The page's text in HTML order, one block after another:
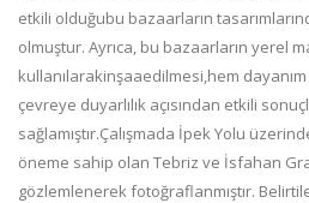
etkili olduğubu bazaarların
olmuştur. Ayrıca, bu bazaarların yerel
kullanılarakinşaaedilmesi,hem
çevreye duyarlılık açısından etkili
sağlamıştır.Çalışmada İpek Yolu
öneme sahip olan Tebriz ve İsfahan
gözlemlenerekfotoğraflanmıştır.